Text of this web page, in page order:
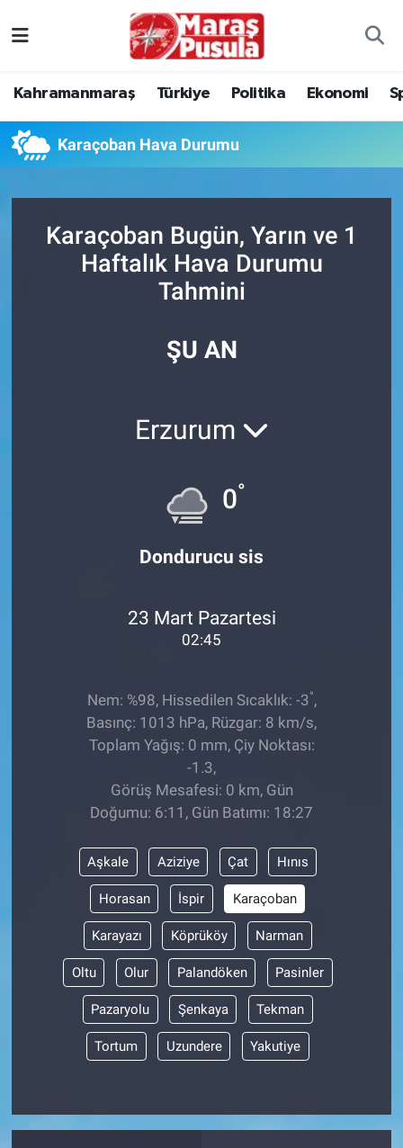
Kahramanmaraş Türkiye Politika Ekonomi
Karaçoban Hava Durumu
Karaçoban Bugün, Yarın ve 1
Haftalık Hava Durumu
Tahmini
ŞU AN
Erzurum
0°
Dondurucu sis
23 Mart Pazartesi
02:45
Nem: %98, Hissedilen Sıcaklık: -3°,
Basınç: 1013 hPa, Rüzgar: 8 km/s,
Toplam Yağış: 0 mm, Çiy Noktası:
-1.3,
Görüş Mesafesi: 0 km, Gün
Doğumu: 6:11, Gün Batımı: 18:27
Aşkale Aziziye Çat Hınıs
Horasan İspir Karaçoban
Karayazı Köprüköy Narman
Oltu Olur Palandöken Pasinler
Pazaryolu Şenkaya Tekman
Tortum Uzundere Yakutiye
Ekonomi
Bilim, Teknoloji
ÇEVRE
HABERDE İNSAN
EĞİTİM
BİLİM VE TEKNOLOJİ
Güvenlik
Süper Lig Puan Durumu ve Fikstür
Son Dakika Haberleri